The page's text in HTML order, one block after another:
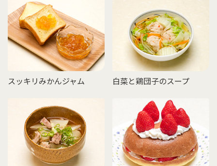
スッキリみかんジャム 白菜と鶏団子のスープ